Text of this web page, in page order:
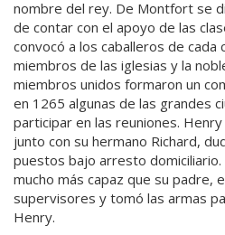
nombre del rey. De Montfort se
de contar con el apoyo de las
convocó a los caballeros de cada
miembros de las iglesias y la
miembros unidos formaron un
en 1265 algunas de las grandes
participar en las reuniones.
junto con su hermano Richard,
puestos bajo arresto
mucho más capaz que su padre,
supervisores y tomó las armas
Henry.